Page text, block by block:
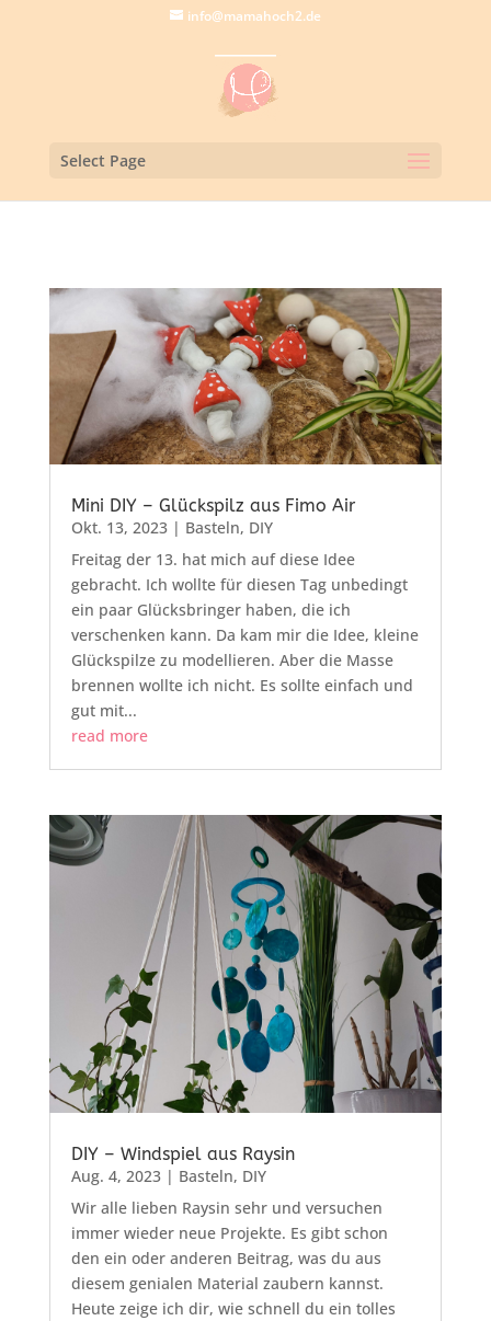
info@mamahoch2.de
Select Page
Mini DIY – Glückspilz aus Fimo Air
Okt. 13, 2023| Basteln, DIY
Freitag der 13. hat mich auf diese Idee
gebracht. Ich wollte für diesen Tag unbedingt
ein paar Glücksbringer haben, die ich
verschenken kann. Da kam mir die Idee, kleine
Glückspilze zu modellieren. Aber die Masse
brennen wollte ich nicht. Es sollte einfach und
gut mit...
read more
DIY – Windspiel aus Raysin
Aug. 4, 2023| Basteln, DIY
Wir alle lieben Raysin sehr und versuchen
immer wieder neue Projekte. Es gibt schon
den ein oder anderen Beitrag, was du aus
diesem genialen Material zaubern kannst.
Heute zeige ich dir, wie schnell du ein tolles